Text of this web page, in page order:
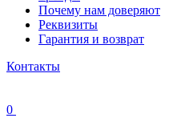
Почему нам доверяют
Реквизиты
Гарантия и возврат
Контакты
0